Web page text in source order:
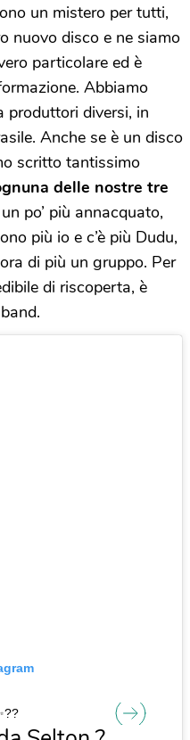
un mistero per tutti,
nuovo disco e ne siamo
particolare ed è
Abbiamo
produttori diversi, in
Anche se è un disco
scritto tantissimo
delle nostre tre
po’ più annacquato,
più io e c’è più Dudu,
di più un gruppo. Per
di riscoperta, è